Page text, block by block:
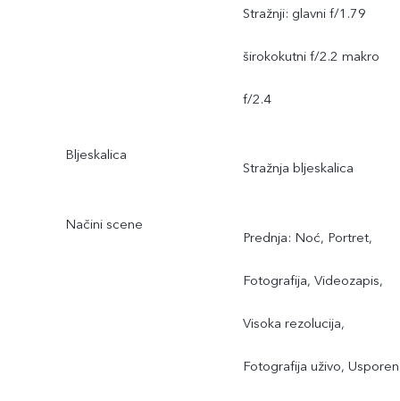
Stražnji: glavni f/1.79
širokokutni f/2.2 makro
f/2.4
Bljeskalica
Stražnja bljeskalica
Načini scene
Prednja: Noć, Portret,
Fotografija, Videozapis,
Visoka rezolucija,
Fotografija uživo,